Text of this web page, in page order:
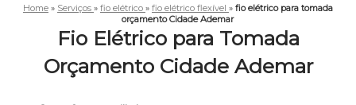
Home » Serviços » fio elétrico » fio elétrico flexível » fio elétrico para tomada
orçamento Cidade Ademar
Fio Elétrico para Tomada
Orçamento Cidade Ademar